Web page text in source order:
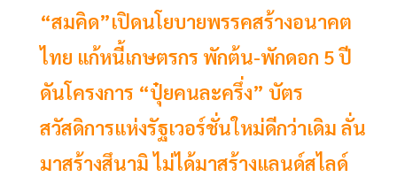
“สมคิด”เปิดนโยบายพรรคสร้างอนาคต
ไทย แก้หนี้เกษตรกร พักต้น-พักดอก 5 ปี
ดันโครงการ “ปุ๋ยคนละครึ่ง” บัตร
สวัสดิการแห่งรัฐเวอร์ชั่นใหม่ดีกว่าเดิม ลั่น
มาสร้างสึนามิ ไม่ได้มาสร้างแลนด์สไลด์